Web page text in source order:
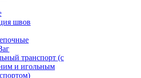
швов
транспорт (с
и игольным